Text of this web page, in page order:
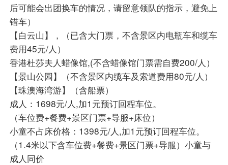
后可能会出团换车的情况，请留意领队的指示，避免上
错车）
【白云山】，（已含大门票，不含景区内电瓶车和缆车
费用45元/人）
香港杜莎夫人蜡像馆,(不含蜡像馆门票需自费200/人）
【景山公园】（不含景区内缆车及索道费用80元/人）
【珠澳海湾游】（含船票）
成人：1698元/人,加1元预订回程车位。
（车位费+餐费+景区门票+导服+床位）
小童不占床价格：1398元/人,加1元预订回程车位。
（1.4米以下含车位费+餐费+景区门票+导服）小童与
成人同价